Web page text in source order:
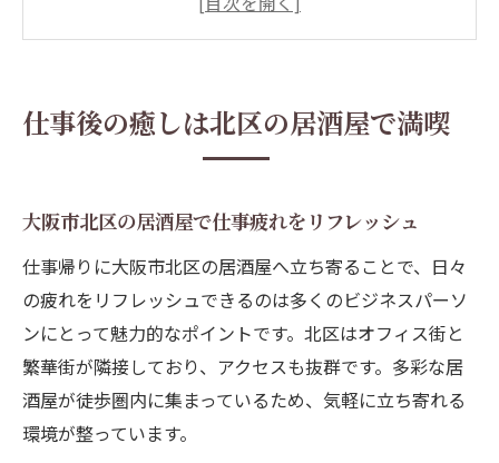
梅田居酒屋で安くてうまい一杯を楽しむコ
説
大阪市北区で味わう居酒屋の多彩な魅力
居酒屋ならではの北区グルメと日本酒の魅
力
大阪市居酒屋で堪能する旬の味覚と地酒体
験
仕事後の癒しは北区の居酒屋で満喫
大阪市北区の居酒屋で仕事疲れをリフレッシュ
仕事帰りに大阪市北区の居酒屋へ立ち寄ることで、日々
の疲れをリフレッシュできるのは多くのビジネスパーソ
ンにとって魅力的なポイントです。北区はオフィス街と
繁華街が隣接しており、アクセスも抜群です。多彩な居
酒屋が徒歩圏内に集まっているため、気軽に立ち寄れる
環境が整っています。